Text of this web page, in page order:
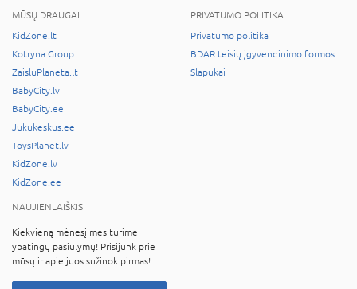
MŪSŲ DRAUGAI
KidZone.lt
Kotryna Group
ZaisluPlaneta.lt
BabyCity.lv
BabyCity.ee
Jukukeskus.ee
ToysPlanet.lv
KidZone.lv
KidZone.ee
PRIVATUMO POLITIKA
Privatumo politika
BDAR teisių įgyvendinimo formos
Slapukai
NAUJIENLAIŠKIS
Kiekvieną mėnesį mes turime
ypatingų pasiūlymų! Prisijunk prie
mūsų ir apie juos sužinok pirmas!